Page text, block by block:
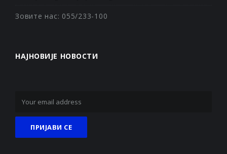
Зовите нас: 055/233-100
НАЈНОВИЈЕ НОВОСТИ